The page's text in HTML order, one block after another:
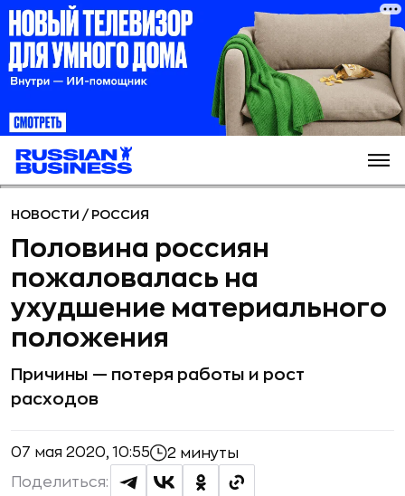
НОВОСТИ / РОССИЯ
Половина россиян
пожаловалась на
ухудшение материального
положения
Причины — потеря работы и рост
расходов
07 мая 2020, 10:55 2 минуты
Поделиться: